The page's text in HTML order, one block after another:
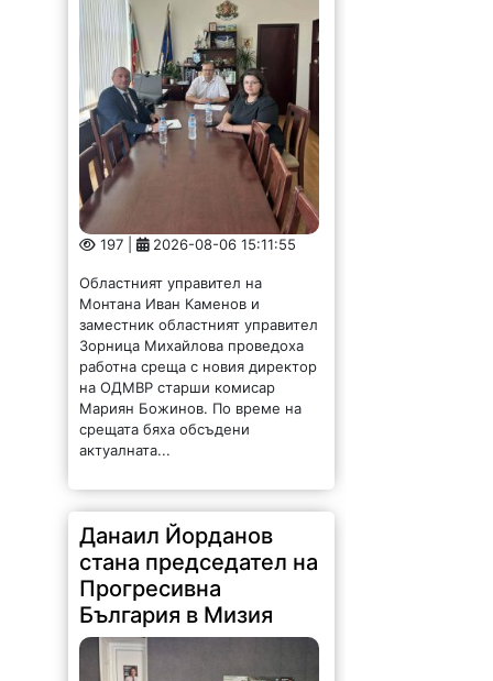
197 | 2026-08-06 15:11:55
Областният управител на
Монтана Иван Каменов и
заместник областният управител
Зорница Михайлова проведоха
работна среща с новия директор
на ОДМВР старши комисар
Мариян Божинов. По време на
срещата бяха обсъдени
актуалната...
Данаил Йорданов
стана председател на
Прогресивна
България в Мизия